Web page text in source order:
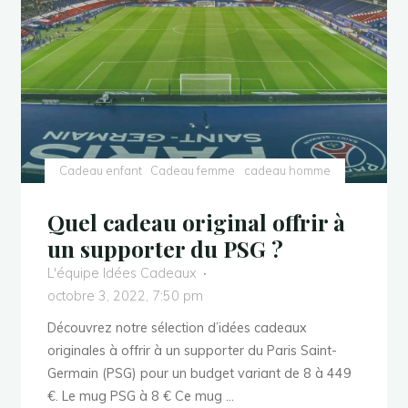
Cadeau enfant Cadeau femme cadeau homme
Quel cadeau original offrir à
un supporter du PSG ?
L'équipe Idées Cadeaux
octobre 3, 2022, 7:50 pm
Découvrez notre sélection d’idées cadeaux
originales à offrir à un supporter du Paris Saint-
Germain (PSG) pour un budget variant de 8 à 449
€. Le mug PSG à 8 € Ce mug …